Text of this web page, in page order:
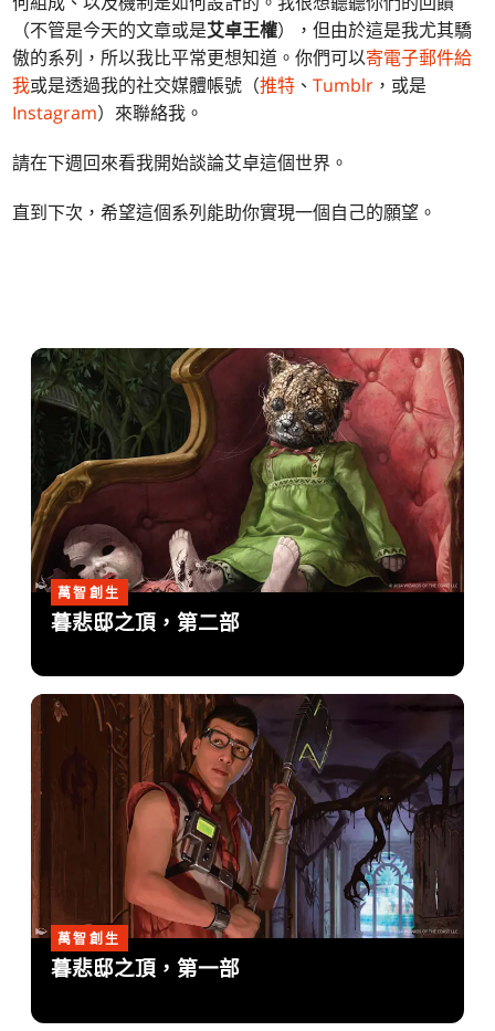
（不管是今天的文章或是艾卓王權），但由於這是我尤其驕
傲的系列，所以我比平常更想知道。你們可以寄電子郵件給
我或是透過我的社交媒體帳號（推特 、Tumblr ，或是
Instagram）來聯絡我。
請在下週回來看我開始談論艾卓這個世界。
直到下次，希望這個系列能助你實現一個自己的願望。
萬智創生
暮悲邸之頂，第二部
萬智創生
暮悲邸之頂，第一部